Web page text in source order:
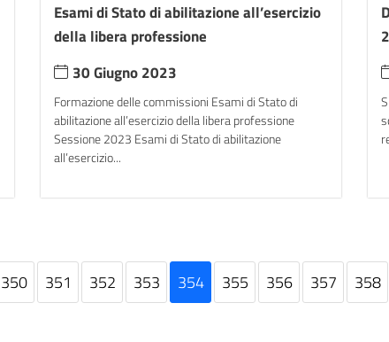
Esami di Stato di abilitazione all’esercizio
della libera professione
30 Giugno 2023
Formazione delle commissioni Esami di Stato di
abilitazione all’esercizio della libera professione
Sessione 2023 Esami di Stato di abilitazione
all’esercizio...
350 351 352 353 354 355 356 357 358